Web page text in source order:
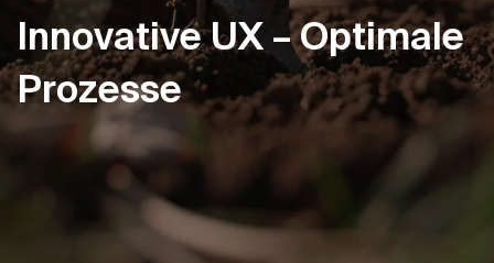
Innovative UX – Optimale
Prozesse